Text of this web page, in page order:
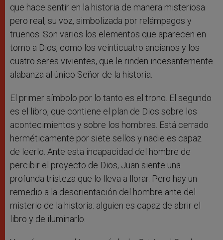
que hace sentir en la historia de manera misteriosa
pero real, su voz, simbolizada por relámpagos y
truenos. Son varios los elementos que aparecen en
torno a Dios, como los veinticuatro ancianos y los
cuatro seres vivientes, que le rinden incesantemente
alabanza al único Señor de la historia.
El primer símbolo por lo tanto es el trono. El segundo
es el libro, que contiene el plan de Dios sobre los
acontecimientos y sobre los hombres. Está cerrado
herméticamente por siete sellos y nadie es capaz
de leerlo. Ante esta incapacidad del hombre de
percibir el proyecto de Dios, Juan siente una
profunda tristeza que lo lleva a llorar. Pero hay un
remedio a la desorientación del hombre ante del
misterio de la historia: alguien es capaz de abrir el
libro y de iluminarlo.